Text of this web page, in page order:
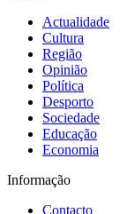
Actualidade
Cultura
Região
Opinião
Política
Desporto
Sociedade
Educação
Economia
Informação
Contacto